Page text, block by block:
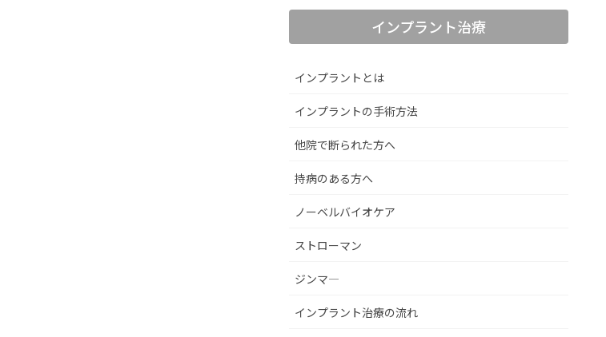
インプラント治療
インプラントとは
インプラントの手術方法
他院で断られた方へ
持病のある方へ
ノーベルバイオケア
ストローマン
ジンマ―
インプラント治療の流れ